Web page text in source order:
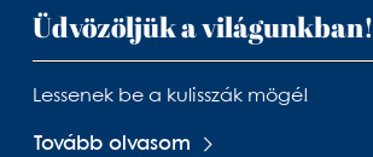
Üdvözöljük a világunkban!
Lessenek be a kulisszák mögé!
Tovább olvasom